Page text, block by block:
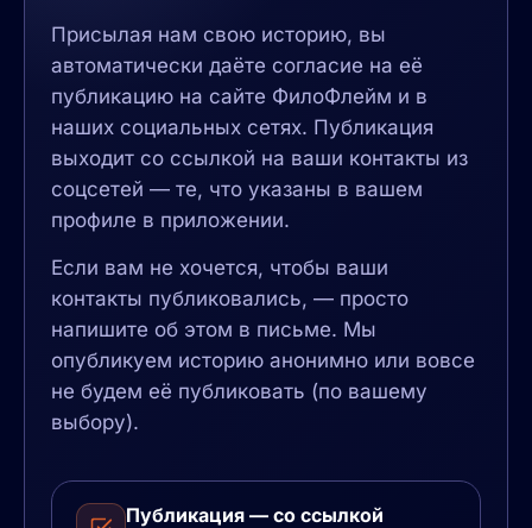
Присылая нам свою историю, вы
автоматически даёте согласие на её
публикацию на сайте ФилоФлейм и в
наших социальных сетях. Публикация
выходит со ссылкой на ваши контакты из
соцсетей — те, что указаны в вашем
профиле в приложении.
Если вам не хочется, чтобы ваши
контакты публиковались, — просто
напишите об этом в письме. Мы
опубликуем историю анонимно или вовсе
не будем её публиковать (по вашему
выбору).
Публикация — со ссылкой